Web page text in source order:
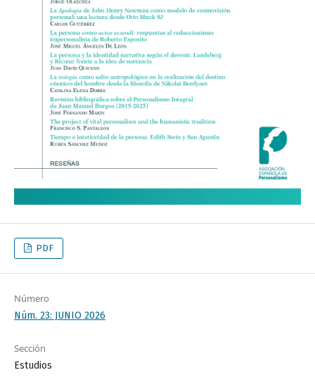
PDF
Número
Núm. 23: JUNIO 2026
Sección
Estudios